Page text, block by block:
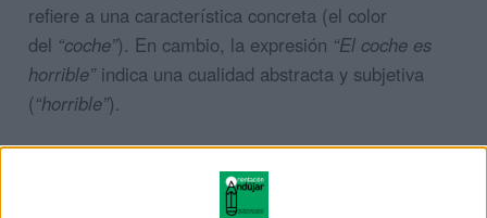
refiere a una característica concreta (el color
del “coche”). En cambio, la expresión “El coche es
horrible”indica una cualidad abstracta y subjetiva
(“horrible”).